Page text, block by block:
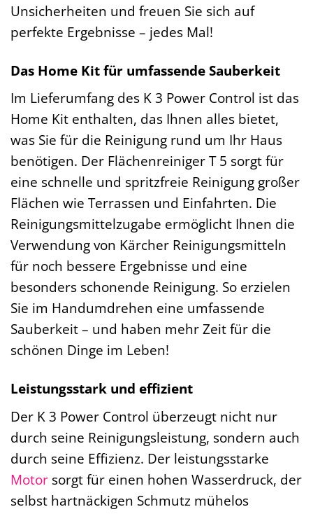
Unsicherheiten und freuen Sie sich auf
perfekte Ergebnisse – jedes Mal!
Das Home Kit für umfassende Sauberkeit
Im Lieferumfang des K 3 Power Control ist das
Home Kit enthalten, das Ihnen alles bietet,
was Sie für die Reinigung rund um Ihr Haus
benötigen. Der Flächenreiniger T 5 sorgt für
eine schnelle und spritzfreie Reinigung großer
Flächen wie Terrassen und Einfahrten. Die
Reinigungsmittelzugabe ermöglicht Ihnen die
Verwendung von Kärcher Reinigungsmitteln
für noch bessere Ergebnisse und eine
besonders schonende Reinigung. So erzielen
Sie im Handumdrehen eine umfassende
Sauberkeit – und haben mehr Zeit für die
schönen Dinge im Leben!
Leistungsstark und effizient
Der K 3 Power Control überzeugt nicht nur
durch seine Reinigungsleistung, sondern auch
durch seine Effizienz. Der leistungsstarke
Motor sorgt für einen hohen Wasserdruck, der
selbst hartnäckigen Schmutz mühelos